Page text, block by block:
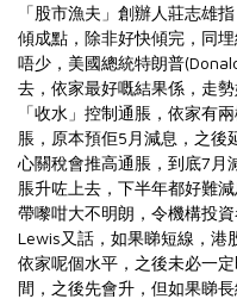
「股市漁夫」創辦人莊志雄
傾成點，除非好快傾完，同
唔少，美國總統特朗普
去，依家最好嘅結果係，走
「收水」控制通脹，依家有
脹，原本預佢5月減息，之後
心關稅會推高通脹，到底7月
脹升咗上去，下半年都好難
帶嚟咁大不明朗，令機構投資
Lewis又話，如果睇短線，港
依家呢個水平，之後未必一
間，之後先會升，但如果睇長